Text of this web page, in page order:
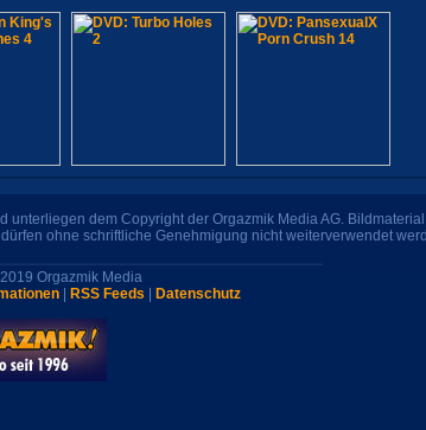
dem Copyright der Orgazmik Media AG.
ohne schriftliche Genehmigung nicht weiterverwendet
Orgazmik Media
RSS Feeds Datenschutz